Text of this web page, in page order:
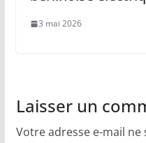
3 mai 2026
Laisser un
Votre adresse e-mail ne